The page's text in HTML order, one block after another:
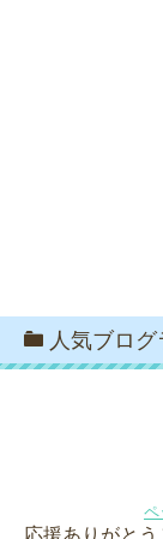
人気ブロ
ペ
応援ありがとう